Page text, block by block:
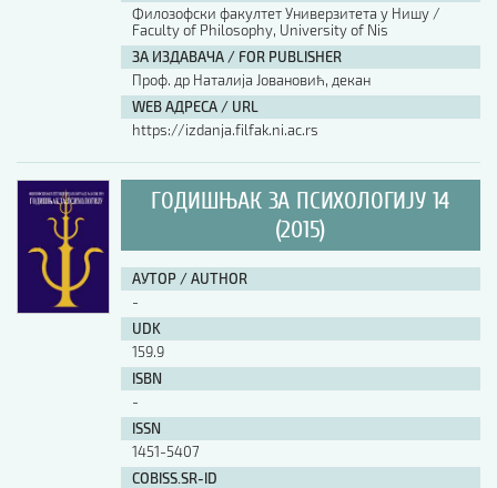
Филозофски факултет Универзитета у Нишу /
Faculty of Philosophy, University of Nis
ЗА ИЗДАВАЧА / FOR PUBLISHER
Проф. др Наталија Јовановић, декан
WEB АДРЕСА / URL
https://izdanja.filfak.ni.ac.rs
ГОДИШЊАК ЗА ПСИХОЛОГИЈУ 14
(2015)
АУТОР / AUTHOR
-
UDK
159.9
ISBN
-
ISSN
1451-5407
COBISS.SR-ID